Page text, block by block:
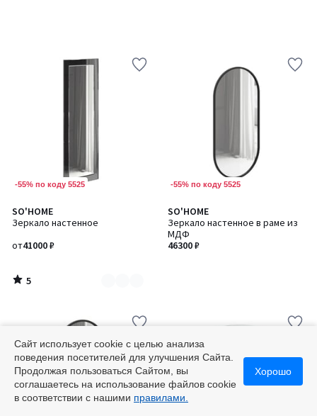
-55% по коду 5525
SO'HOME
Зеркало настенное
от41000 ₽
5
/
Количество
цветов:
5
/
-55% по коду 5525
SO'HOME
Зеркало настенное в раме из
МДФ
46300 ₽
Сайт использует cookie с целью анализа
поведения посетителей для улучшения Сайта.
Продолжая пользоваться Сайтом, вы
соглашаетесь на использование файлов cookie
в соответствии с нашими правилами.
Хорошо